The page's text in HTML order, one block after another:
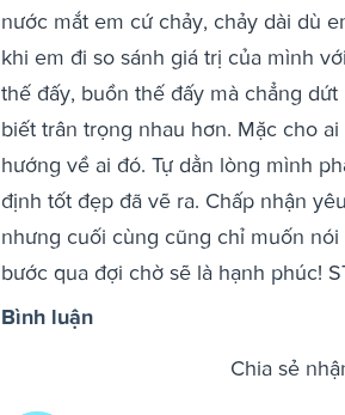
nước mắt em cứ chảy, chảy dài dù
khi em đi so sánh giá trị của mình
thế đấy, buồn thế đấy mà chẳng
biết trân trọng nhau hơn. Mặc cho
hướng về ai đó. Tự dằn lòng mình
định tốt đẹp đã vẽ ra. Chấp nhận
nhưng cuối cùng cũng chỉ muốn nói
bước qua đợi chờ sẽ là hạnh phúc!
Bình luận
Chia sẻ